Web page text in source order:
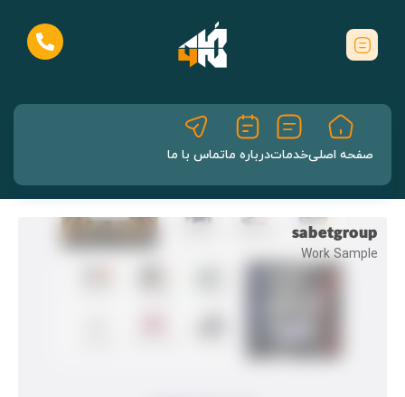
صفحه اصلیخدماتدرباره ماتماس با ما
sabetgroup
Work Sample